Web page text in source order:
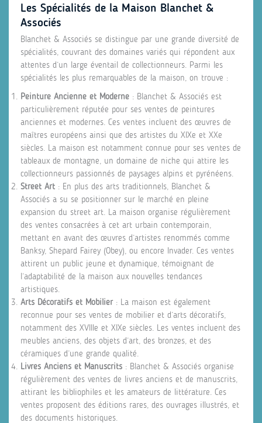
Les Spécialités de la Maison Blanchet &
Associés
Blanchet & Associés se distingue par une grande diversité de
spécialités, couvrant des domaines variés qui répondent aux
attentes d’un large éventail de collectionneurs. Parmi les
spécialités les plus remarquables de la maison, on trouve :
Peinture Ancienne et Moderne : Blanchet & Associés est
particulièrement réputée pour ses ventes de peintures
anciennes et modernes. Ces ventes incluent des œuvres de
maîtres européens ainsi que des artistes du XIXe et XXe
siècles. La maison est notamment connue pour ses ventes de
tableaux de montagne, un domaine de niche qui attire les
collectionneurs passionnés de paysages alpins et pyrénéens.
Street Art : En plus des arts traditionnels, Blanchet &
Associés a su se positionner sur le marché en pleine
expansion du street art. La maison organise régulièrement
des ventes consacrées à cet art urbain contemporain,
mettant en avant des œuvres d’artistes renommés comme
Banksy, Shepard Fairey (Obey), ou encore Invader. Ces ventes
attirent un public jeune et dynamique, témoignant de
l’adaptabilité de la maison aux nouvelles tendances
artistiques.
Arts Décoratifs et Mobilier: La maison est également
reconnue pour ses ventes de mobilier et d’arts décoratifs,
notamment des XVIIIe et XIXe siècles. Les ventes incluent des
meubles anciens, des objets d’art, des bronzes, et des
céramiques d’une grande qualité.
Livres Anciens et Manuscrits : Blanchet & Associés organise
régulièrement des ventes de livres anciens et de manuscrits,
attirant les bibliophiles et les amateurs de littérature. Ces
ventes proposent des éditions rares, des ouvrages illustrés, et
des documents historiques.